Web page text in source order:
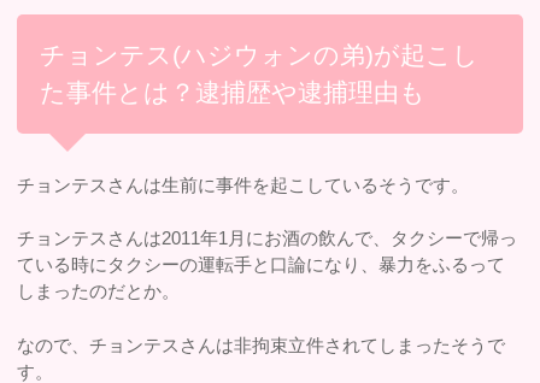
チョンテス(ハジウォンの弟)が起こし
た事件とは？逮捕歴や逮捕理由も
チョンテスさんは生前に事件を起こしているそうです。
チョンテスさんは2011年1月にお酒の飲んで、タクシーで帰っ
ている時にタクシーの運転手と口論になり、暴力をふるって
しまったのだとか。
なので、チョンテスさんは非拘束立件されてしまったそうで
す。